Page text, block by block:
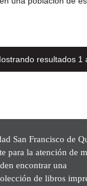
resultados 1
San Francisco de
para la atención de
encontrar una
de libros